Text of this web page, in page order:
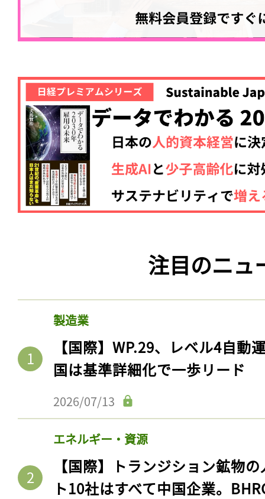
注目のニュ
製造業
【国際】WP.29、レベル4自動
国は基準詳細化で一歩リード
2026/07/13
エネルギー・資源
【国際】トランジション鉱物
ト10社はすべて中国企業。